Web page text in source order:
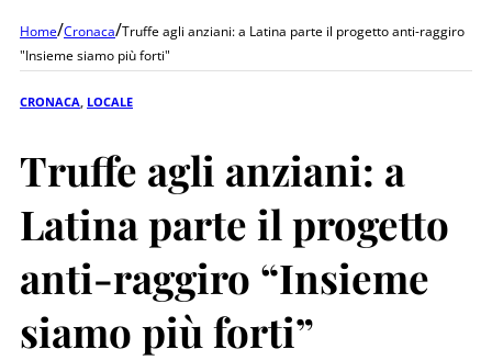
Home/Cronaca/Truffe agli anziani: a Latina parte il progetto anti-raggiro
"Insieme siamo più forti"
CRONACA LOCALE
Truffe agli anziani: a
Latina parte il progetto
anti-raggiro “Insieme
siamo più forti”